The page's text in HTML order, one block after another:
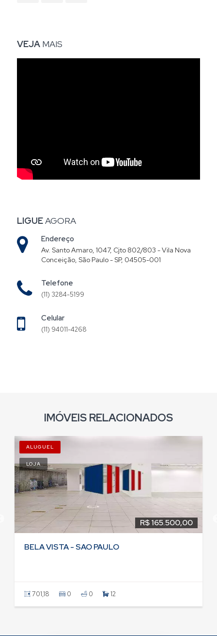
VEJA MAIS
LIGUEAGORA
Endereço
Av. Santo Amaro, 1047, Cjto 802/803 - Vila Nova
Conceição, São Paulo - SP, 04505-001
Telefone
(11) 3284-5199
Celular
(11) 94011-4268
IMÓVEIS RELACIONADOS
ALUGUEL
LOJA
R$ 165.500,00
BELA VISTA - SAO PAULO
701,18 0 0 12